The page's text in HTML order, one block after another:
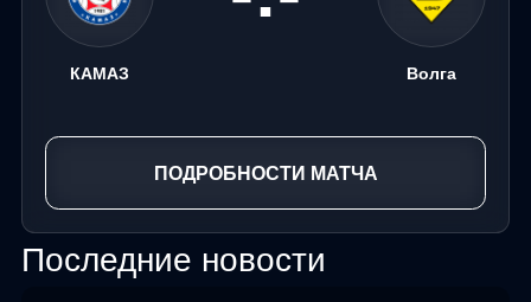
КАМАЗ Волга
ПОДРОБНОСТИ МАТЧА
Последние новости